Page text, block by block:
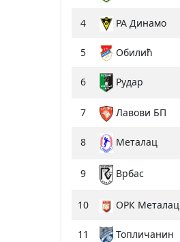
4 РА Динамо
5 Обилић
6 Рудар
7 Лавови БП
8 Металац
9 Врбас
10 ОРК Металац
11 Топличанин